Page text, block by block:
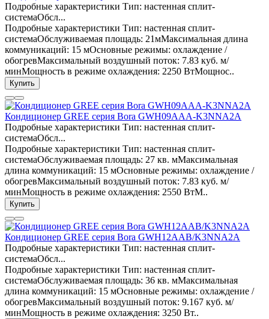
Подробные характеристики Тип: настенная сплит-
системаОбсл...
Подробные характеристики Тип: настенная сплит-
системаОбслуживаемая площадь: 21мМаксимальная длина
коммуникаций: 15 мОсновные режимы: охлаждение /
обогревМаксимальный воздушный поток: 7.83 куб. м/
минМощность в режиме охлаждения: 2250 ВтМощнос..
Купить
Кондиционер GREE серия Bora GWH09AAA-K3NNA2A
Подробные характеристики Тип: настенная сплит-
системаОбсл...
Подробные характеристики Тип: настенная сплит-
системаОбслуживаемая площадь: 27 кв. мМаксимальная
длина коммуникаций: 15 мОсновные режимы: охлаждение /
обогревМаксимальный воздушный поток: 7.83 куб. м/
минМощность в режиме охлаждения: 2550 ВтМ..
Купить
Кондиционер GREE серия Bora GWH12AAB/K3NNA2A
Подробные характеристики Тип: настенная сплит-
системаОбсл...
Подробные характеристики Тип: настенная сплит-
системаОбслуживаемая площадь: 36 кв. мМаксимальная
длина коммуникаций: 15 мОсновные режимы: охлаждение /
обогревМаксимальный воздушный поток: 9.167 куб. м/
минМощность в режиме охлаждения: 3250 Вт..